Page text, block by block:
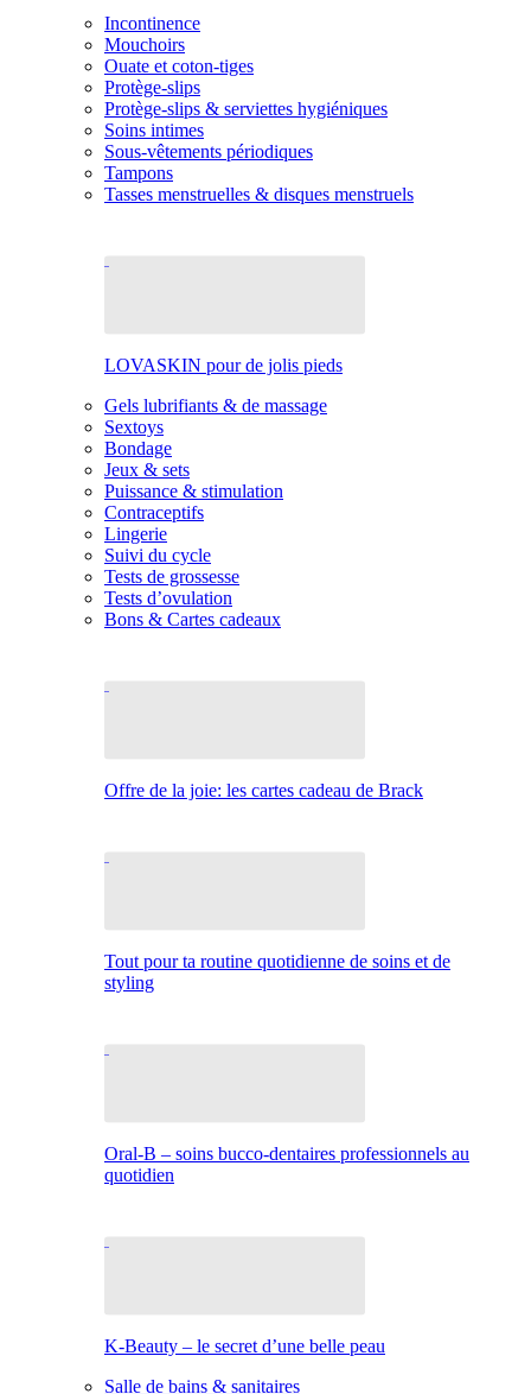
Incontinence
Mouchoirs
Ouate et coton-tiges
Protège-slips
Protège-slips & serviettes hygiéniques
Soins intimes
Sous-vêtements périodiques
Tampons
Tasses menstruelles & disques menstruels
LOVASKIN pour de jolis pieds
Gels lubrifiants & de massage
Sextoys
Bondage
Jeux & sets
Puissance & stimulation
Contraceptifs
Lingerie
Suivi du cycle
Tests de grossesse
Tests d’ovulation
Bons & Cartes cadeaux
Offre de la joie: les cartes cadeau de Brack
Tout pour ta routine quotidienne de soins et de
styling
Oral-B – soins bucco-dentaires professionnels au
quotidien
K-Beauty – le secret d’une belle peau
Salle de bains & sanitaires